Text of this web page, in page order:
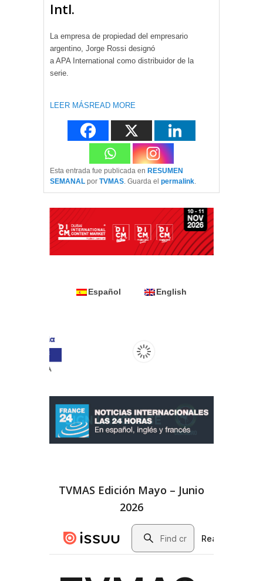
Intl.
La empresa de propiedad del empresario
argentino, Jorge Rossi designó
a APA International como distribuidor de la
serie.
LEER MÁS READ MORE
Esta entrada fue publicada en RESUMEN
SEMANAL por TVMAS. Guarda el permalink.
Español English
TVMAS Edición Mayo – Junio
2026